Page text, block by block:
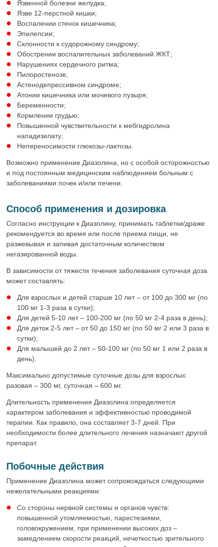
Язвенной болезни желудка;
Язве 12-перстной кишки;
Воспалении стенок кишечника;
Эпилепсии;
Склонности к судорожному синдрому;
Обострении воспалительных заболеваний ЖКТ;
Нарушениях сердечного ритма;
Пилоростенозе;
Астенодепрессивном синдроме;
Атонии кишечника или мочевого пузыря;
Беременности;
Кормлении грудью;
Повышенной чувствительности к мебгидролина
нападизилату;
Непереносимости глюкозы-лактозы.
Возможно применение Диазолина, но с особой осторожностью
и под постоянным медицинским наблюдением больным с
заболеваниями почек и/или печени.
Способ применения и дозировка
Согласно инструкции к Диазолину, принимать таблетки/драже
рекомендуется во время или после приема пищи, не
разжевывая и запивая достаточным количеством
негазированной воды.
В зависимости от тяжести течения заболевания суточная доза
может составлять:
Для взрослых и детей старше 10 лет – от 100 до 300 мг (по
100 мг 1-3 раза в сутки);
Для детей 5-10 лет – 100-200 мг (по 50 мг 2-4 раза в день);
Для деток 2-5 лет – от 50 до 150 мг (по 50 мг 2 или 3 раза в
сутки);
Для малышей до 2 лет – 50-100 мг (по 50 мг 1 или 2 раза в
день).
Максимально допустимые суточные дозы для взрослых:
разовая – 300 мг, суточная – 600 мг.
Длительность применения Диазолина определяется
характером заболевания и эффективностью проводимой
терапии. Как правило, она составляет 3-7 дней. При
необходимости более длительного лечения назначают другой
препарат.
Побочные действия
Применение Диазолина может сопровождаться следующими
нежелательными реакциями:
Со стороны нервной системы и органов чувств:
повышенной утомляемостью, парестезиями,
головокружением, при применении высоких доз –
замедлением скорости реакций, нечеткостью зрительного